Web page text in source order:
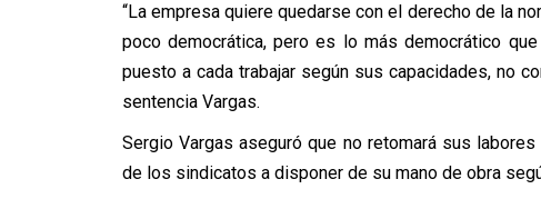
“La empresa quiere quedarse con el derecho de la
poco democrática, pero es lo más democrático
puesto a cada trabajar según sus capacidades, no
sentencia Vargas.
Sergio Vargas aseguró que no retomará sus
de los sindicatos a disponer de su mano de obra